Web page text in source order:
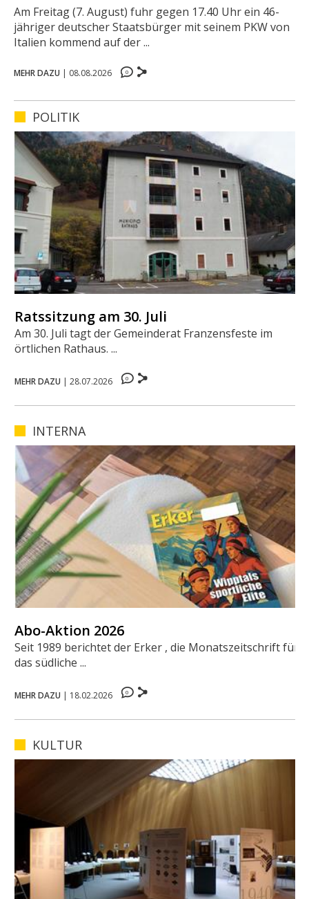
0
Am Freitag (7. August) fuhr gegen 17.40 Uhr ein 46-
jähriger deutscher Staatsbürger mit seinem PKW von
Italien kommend auf der ...
MEHR DAZU | 08.08.2026 0
0
POLITIK
Ratssitzung am 30. Juli
Am 30. Juli tagt der Gemeinderat Franzensfeste im
örtlichen Rathaus. ...
MEHR DAZU | 28.07.2026 0
INTERNA
Abo-Aktion 2026
Seit 1989 berichtet der Erker , die Monatszeitschrift für
das südliche ...
MEHR DAZU | 18.02.2026 0
KULTUR